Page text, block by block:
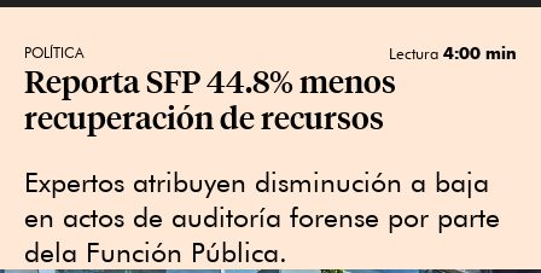
POLÍTICA Lectura 4:00 min
Reporta SFP 44.8% menos
recuperación de recursos
Expertos atribuyen disminución a baja
en actos de auditoría forense por parte
dela Función Pública.